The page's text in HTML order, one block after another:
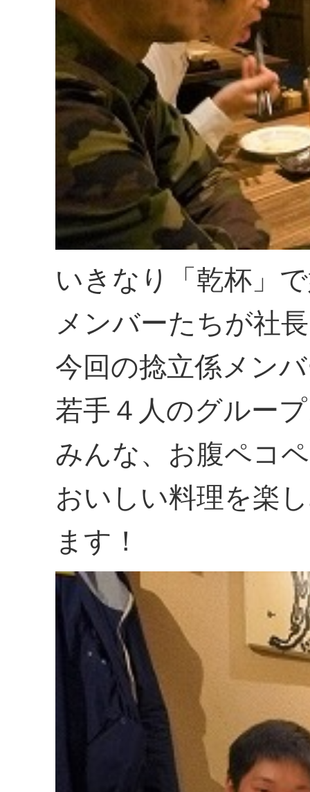
いきなり「乾杯」
メンバーたちが社
今回の捻立係メン
若手４人のグルー
みんな、お腹ペコ
おいしい料理を楽
ます！